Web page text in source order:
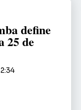
define
25 de